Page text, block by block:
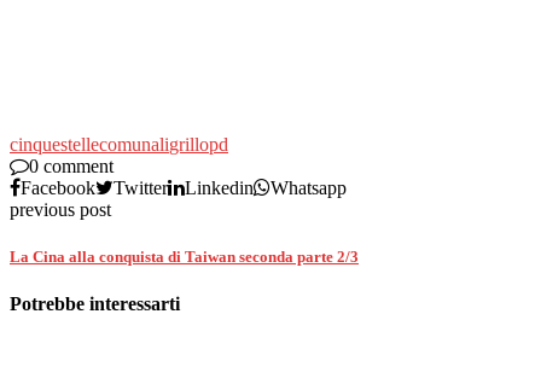
cinquestellecomunaligrillopd
0 comment
Facebook
Twitter Linkedin
Whatsapp
previous post
La Cina alla conquista di Taiwan seconda parte 2/3
Potrebbe interessarti